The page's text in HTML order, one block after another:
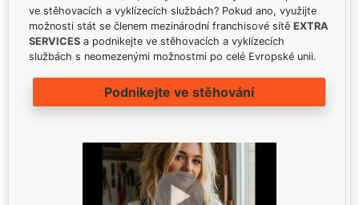
ve stěhovacích a vyklízecích službách? Pokud ano, využijte
možnosti stát se členem mezinárodní franchisové sítě EXTRA
SERVICES a podnikejte ve stěhovacích a vyklízecích
službách s neomezenými možnostmi po celé Evropské unii.
Podnikejte ve stěhování